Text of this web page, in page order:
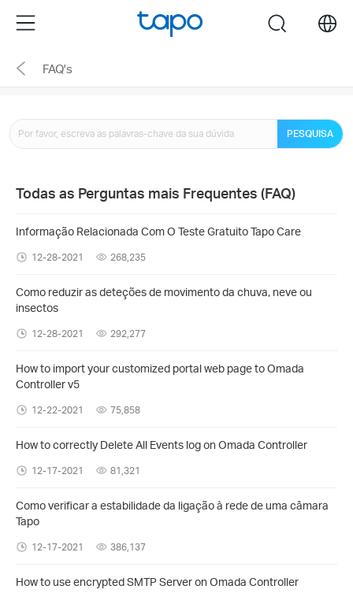
the
navigation
Menu search
FAQ's
PESQUISA
Todas as Perguntas mais Frequentes (FAQ)
Informação Relacionada Com O Teste Gratuito Tapo Care
12-28-2021 268,235
Como reduzir as deteções de movimento da chuva, neve ou
insectos
12-28-2021 292,277
How to import your customized portal web page to Omada
Controller v5
12-22-2021 75,858
How to correctly Delete All Events log on Omada Controller
12-17-2021 81,321
Como verificar a estabilidade da ligação à rede de uma câmara
Tapo
12-17-2021 386,137
How to use encrypted SMTP Server on Omada Controller